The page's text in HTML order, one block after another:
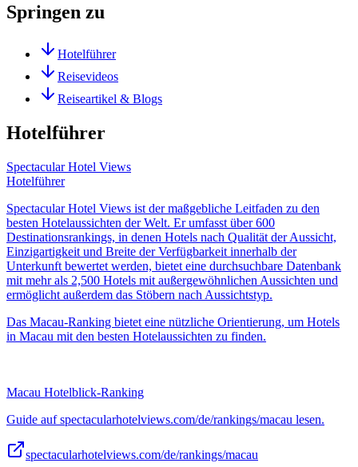
Springen zu
Hotelführer
Reisevideos
Reiseartikel & Blogs
Hotelführer
Spectacular Hotel Views
Hotelführer
Spectacular Hotel Views ist der maßgebliche Leitfaden zu den
besten Hotelaussichten der Welt. Er umfasst über 600
Destinationsrankings, in denen Hotels nach Qualität der Aussicht,
Einzigartigkeit und Breite der Verfügbarkeit innerhalb der
Unterkunft bewertet werden, bietet eine durchsuchbare Datenbank
mit mehr als 2,500 Hotels mit außergewöhnlichen Aussichten und
ermöglicht außerdem das Stöbern nach Aussichtstyp.
Das Macau-Ranking bietet eine nützliche Orientierung, um Hotels
in Macau mit den besten Hotelaussichten zu finden.
Macau Hotelblick-Ranking
Guide auf spectacularhotelviews.com/de/rankings/macau lesen.
spectacularhotelviews.com/de/rankings/macau